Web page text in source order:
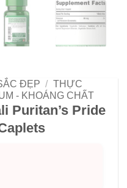
ĐẸP / THỰC
- KHOÁNG CHẤT
Puritan’s Pride